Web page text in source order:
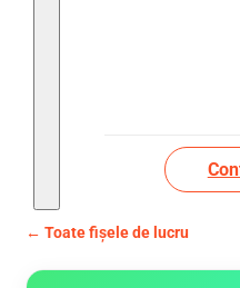
← Toate fișele de lucru